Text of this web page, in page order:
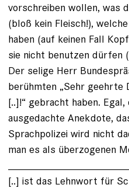
vorschreiben wollen, was
(bloß kein Fleisch!),
haben (auf keinen Fall
sie nicht benutzen dürfen
Der selige Herr
berühmten „Sehr geehrte
[..]!“ gebracht haben.
ausgedachte Anekdote,
Sprachpolizei wird nicht
man es als überzogenen
[..] ist das Lehnwort für